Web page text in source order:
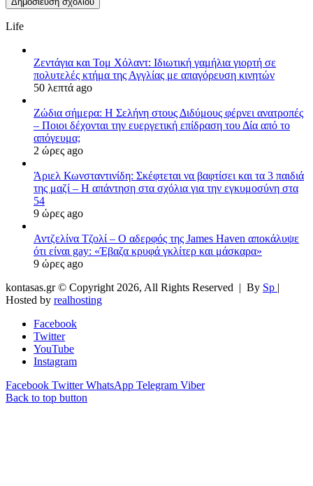
Life
Ζεντάγια και Τομ Χόλαντ: Ιδιωτική γαμήλια γιορτή σε
πολυτελές κτήμα της Αγγλίας με απαγόρευση κινητών
50 λεπτά ago
Ζώδια σήμερα: Η Σελήνη στους Διδύμους φέρνει ανατροπές
– Ποιοι δέχονται την ευεργετική επίδραση του Δία από το
απόγευμα;
2 ώρες ago
Άριελ Κωνσταντινίδη: Σκέφτεται να βαφτίσει και τα 3 παιδιά
της μαζί – Η απάντηση στα σχόλια για την εγκυμοσύνη στα
54
9 ώρες ago
Αντζελίνα Τζολί – Ο αδερφός της James Haven αποκάλυψε
ότι είναι gay: «Έβαζα κρυφά γκλίτερ και μάσκαρα»
9 ώρες ago
kontasas.gr © Copyright 2026, All Rights Reserved | By Sp |
Hosted by realhosting
Facebook
Twitter
YouTube
Instagram
Facebook Twitter WhatsApp Telegram Viber
Back to top button